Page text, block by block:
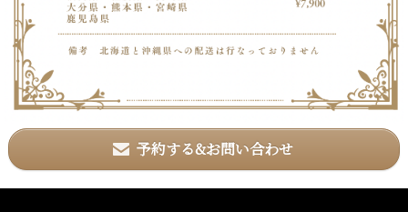
予約する&お問い合わせ